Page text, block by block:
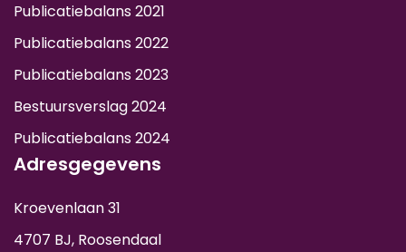
Publicatiebalans 2021
Publicatiebalans 2022
Publicatiebalans 2023
Bestuursverslag 2024
Publicatiebalans 2024
Adresgegevens
Kroevenlaan 31
4707 BJ, Roosendaal